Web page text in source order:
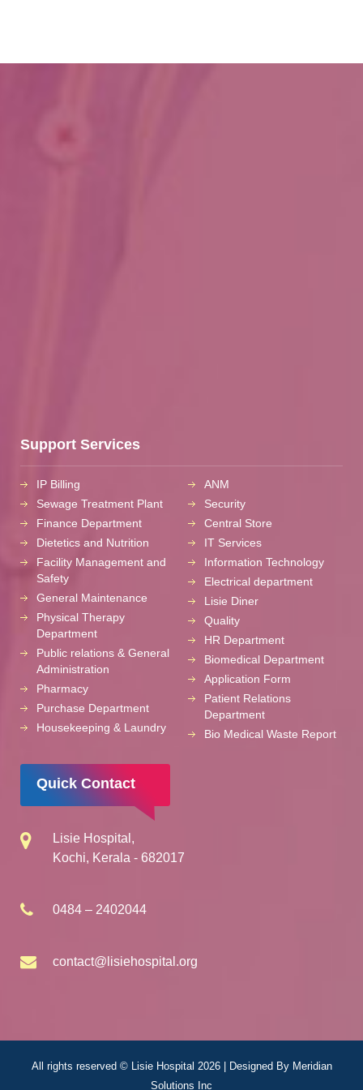
Support Services
IP Billing
Sewage Treatment Plant
Finance Department
Dietetics and Nutrition
Facility Management and
Safety
General Maintenance
Physical Therapy
Department
Public relations & General
Administration
Pharmacy
Purchase Department
Housekeeping & Laundry
ANM
Security
Central Store
IT Services
Information Technology
Electrical department
Lisie Diner
Quality
HR Department
Biomedical Department
Application Form
Patient Relations
Department
Bio Medical Waste Report
Quick Contact
Lisie Hospital,
Kochi, Kerala - 682017
0484 – 2402044
contact@lisiehospital.org
All rights reserved © Lisie Hospital 2026 | Designed By Meridian
Solutions Inc